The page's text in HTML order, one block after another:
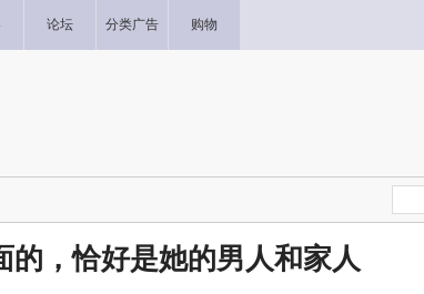
论坛 分类广告 购物
的，恰好是她的男人和家人